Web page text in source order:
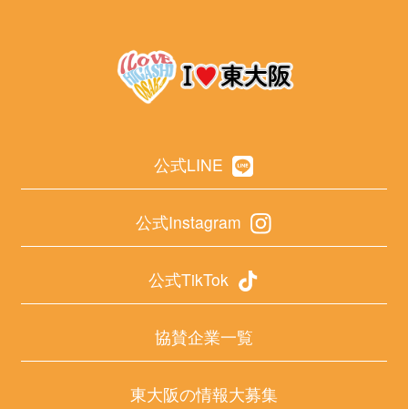
公式LINE
公式Instagram
公式TikTok
協賛企業一覧
東大阪の情報大募集